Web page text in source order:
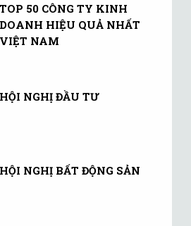
TOP 50 CÔNG TY KINH
DOANH HIỆU QUẢ NHẤT
VIỆT NAM
HỘI NGHỊ ĐẦU TƯ
HỘI NGHỊ BẤT ĐỘNG SẢN